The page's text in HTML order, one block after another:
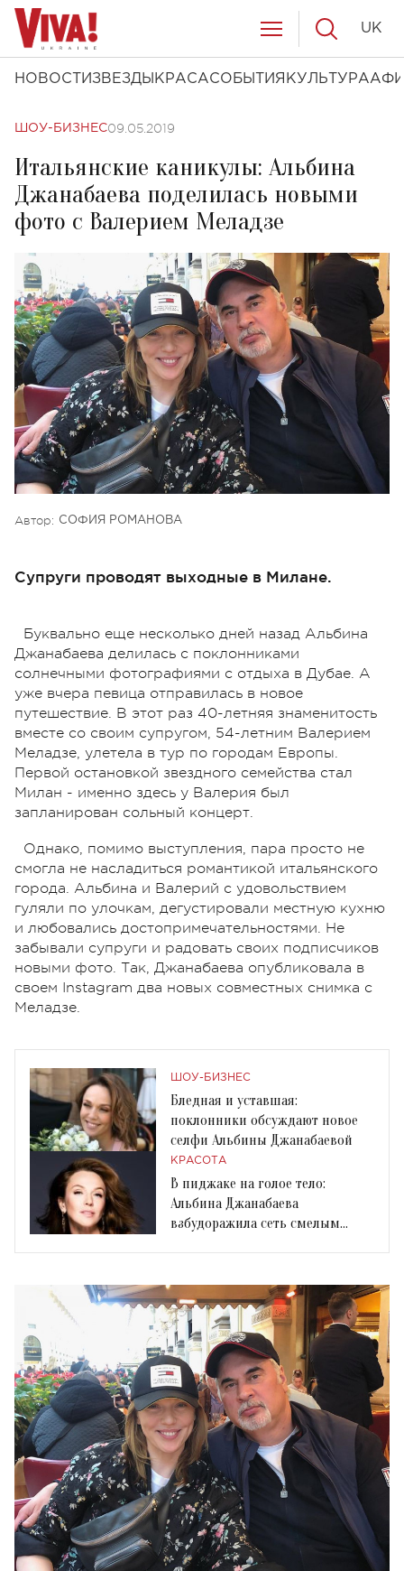
НОВОСТИ ЗВЕЗДЫ КРАСАСОБЫТИЯ КУЛЬТУРА
UK
ШОУ-БИЗНЕС09.05.2019
Итальянские каникулы: Альбина
Джанабаева поделилась новыми
фото с Валерием Меладзе
Автор: СОФИЯ РОМАНОВА
Супруги проводят выходные в Милане.
Буквально еще несколько дней назад Альбина
Джанабаева делилась с поклонниками
солнечными фотографиями с отдыха в Дубае. А
уже вчера певица отправилась в новое
путешествие. В этот раз 40-летняя знаменитость
вместе со своим супругом, 54-летним Валерием
Меладзе, улетела в тур по городам Европы.
Первой остановкой звездного семейства стал
Милан - именно здесь у Валерия был
запланирован сольный концерт.
Однако, помимо выступления, пара просто не
смогла не насладиться романтикой итальянского
города. Альбина и Валерий с удовольствием
гуляли по улочкам, дегустировали местную кухню
и любовались достопримечательностями. Не
забывали супруги и радовать своих подписчиков
новыми фото. Так, Джанабаева опубликовала в
своем Instagram два новых совместных снимка с
Меладзе.
ШОУ-БИЗНЕС
Бледная и уставшая:
поклонники обсуждают новое
селфи Альбины Джанабаевой
КРАСОТА
В пиджаке на голое тело:
Альбина Джанабаева
взбудоражила сеть смелым